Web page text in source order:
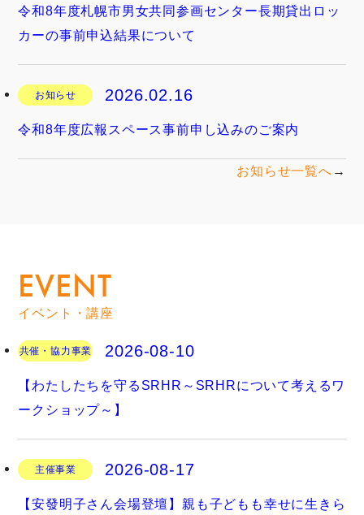
令和8年度札幌市男女共同参画センター長期貸出ロッ
カーの事前申込結果について
お知らせ 2026.02.16
令和8年度広報スペース事前申し込みのご案内
お知らせ一覧へ
EVENT
イベント・講座
共催・協力事業 2026-08-10
【わたしたちを守るSRHR～SRHRについて考えるワ
ークショップ～】
主催事業 2026-08-17
【安發明子さん会場登壇】親も子どもも幸せに生きら